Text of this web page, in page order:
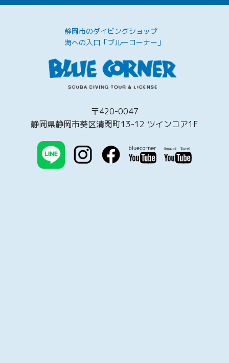
静岡市のダイビングショップ
海への入口「ブルーコーナー」
〒420-0047
静岡県静岡市葵区清閑町13-12 ツインコア1F